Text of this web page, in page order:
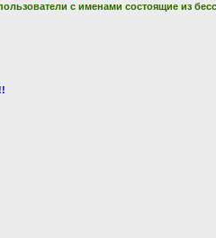
с именами состоящие из